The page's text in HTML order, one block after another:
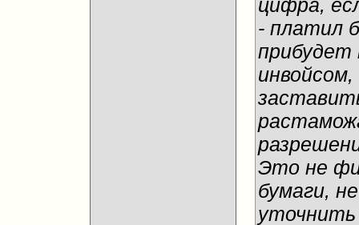
цифра,
- платил
Это не
бумаги,
уточнить